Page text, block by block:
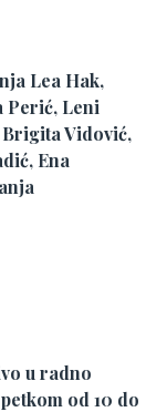
Lea Hak,
Perić, Leni
Vidović,
Ena
u radno
od 10 do